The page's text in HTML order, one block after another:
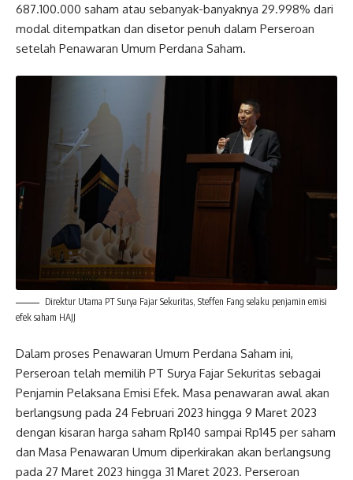
687.100.000 saham atau sebanyak-banyaknya 29.998% dari
modal ditempatkan dan disetor penuh dalam Perseroan
setelah Penawaran Umum Perdana Saham.
Direktur Utama PT Surya Fajar Sekuritas, Steffen Fang selaku penjamin emisi
efek saham HAJJ
Dalam proses Penawaran Umum Perdana Saham ini,
Perseroan telah memilih PT Surya Fajar Sekuritas sebagai
Penjamin Pelaksana Emisi Efek. Masa penawaran awal akan
berlangsung pada 24 Februari 2023 hingga 9 Maret 2023
dengan kisaran harga saham Rp140 sampai Rp145 per saham
dan Masa Penawaran Umum diperkirakan akan berlangsung
pada 27 Maret 2023 hingga 31 Maret 2023. Perseroan